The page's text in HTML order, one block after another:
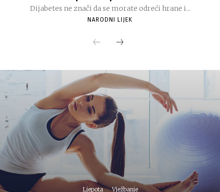
Dijabetes ne znači da se morate odreći hrane i...
NARODNI LIJEK